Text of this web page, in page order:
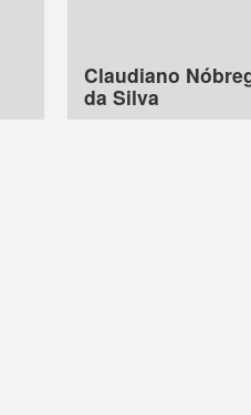
Claudiano
da Silva